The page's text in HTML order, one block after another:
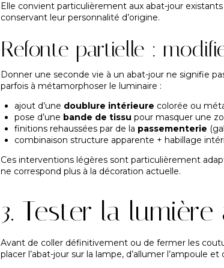
Elle convient particulièrement aux abat-jour
conservant leur personnalité d’origine.
Refonte partielle :
Donner une seconde vie à un abat-jour ne signifie
parfois à métamorphoser le luminaire :
ajout d’une doublure intérieure colorée ou
pose d’une bande de tissu pour masquer une
finitions rehaussées par de la passementerie
combinaison structure apparente + habillage
Ces interventions légères sont particulièrement
ne correspond plus à la décoration actuelle.
3. Tester la
Avant de coller définitivement ou de fermer les
placer l’abat-jour sur la lampe, d’allumer l’ampoule et